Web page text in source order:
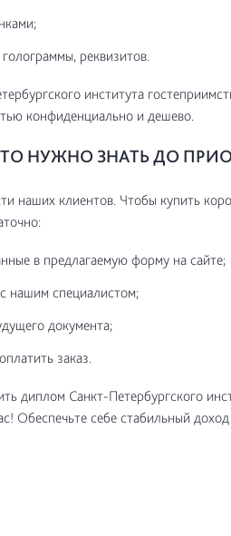
реквизитов.
института
конфиденциально и дешево.
НУЖНО ЗНАТЬ ДО
наших клиентов. Чтобы купить
в предлагаемую форму на сайте;
нашим специалистом;
документа;
заказ.
диплом Санкт-Петербургского
Обеспечьте себе стабильный